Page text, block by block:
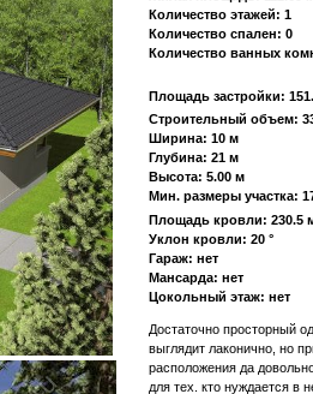
Количество этажей: 1
Количество спален: 0
Количество ванных
Площадь застройки:
Строительный объем:
Ширина: 10 м
Глубина: 21 м
Высота: 5.00 м
Мин. размеры участка:
Площадь кровли: 230.5
Уклон кровли: 20 °
Гараж: нет
Мансарда: нет
Цокольный этаж: нет
Достаточно просторный
выглядит лаконично, но
расположения да
для тех. кто нуждается в